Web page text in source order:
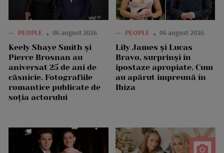
— PEOPLE 06 august 2026
Keely Shaye Smith și
Pierce Brosnan au
aniversat 25 de ani de
căsnicie. Fotografiile
romantice publicate de
soția actorului
— PEOPLE 06 august 2026
Lily James și Lucas
Bravo, surprinși în
ipostaze apropiate. Cum
au apărut împreună în
Ibiza